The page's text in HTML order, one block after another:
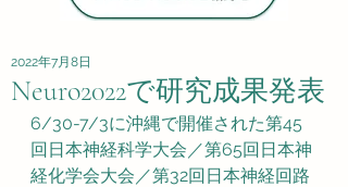
Neuro2022で研究成果発表
2022年7月8日
6/30-7/3に沖縄で開催された第45
回日本神経科学大会／第65回日本神
経化学会大会／第32回日本神経回路